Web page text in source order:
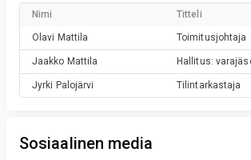
Nimi Titteli
Olavi Mattila Toimitusjohtaja
Jaakko Mattila Hallitus:
Jyrki Palojärvi Tilintarkastaja
Sosiaalinen media